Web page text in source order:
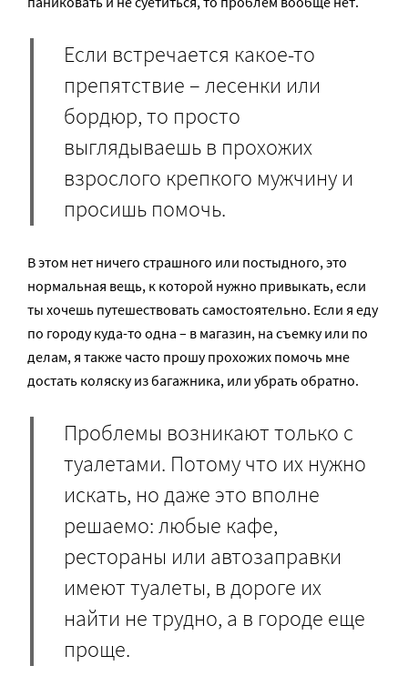
Если встречается какое-то
препятствие – лесенки или
бордюр, то просто
выглядываешь в прохожих
взрослого крепкого мужчину и
просишь помочь.
В этом нет ничего страшного или постыдного, это
нормальная вещь, к которой нужно привыкать, если
ты хочешь путешествовать самостоятельно. Если я еду
по городу куда-то одна – в магазин, на съемку или по
делам, я также часто прошу прохожих помочь мне
достать коляску из багажника, или убрать обратно.
Проблемы возникают только с
туалетами. Потому что их нужно
искать, но даже это вполне
решаемо: любые кафе,
рестораны или автозаправки
имеют туалеты, в дороге их
найти не трудно, а в городе еще
проще.